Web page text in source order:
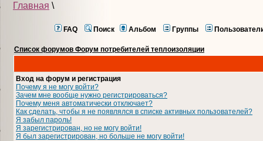
Главная \
FAQ Поиск Альбом Группы
Список форумов Форум потребителей теплоизоляции
Вход на форум и регистрация
Почему я не могу войти?
Зачем мне вообще нужно регистрироваться?
Почему меня автоматически отключает?
Как сделать, чтобы я не появлялся в списке активных пользователей?
Я забыл пароль!
Я зарегистрирован, но не могу войти!
Я был зарегистрирован, но больше не могу войти!